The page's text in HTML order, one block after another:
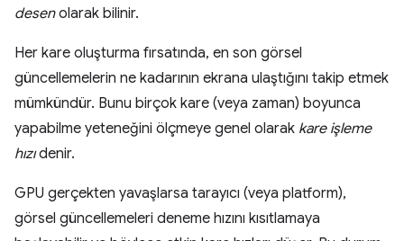
desenolarak bilinir.
Her kare oluşturma fırsatında, en son görsel
güncellemelerin ne kadarının ekrana ulaştığını takip etmek
mümkündür. Bunu birçok kare (veya zaman) boyunca
yapabilme yeteneğini ölçmeye genel olarak kare işleme
hızıdenir.
GPU gerçekten yavaşlarsa tarayıcı (veya platform),
görsel güncellemeleri deneme hızını kısıtlamaya